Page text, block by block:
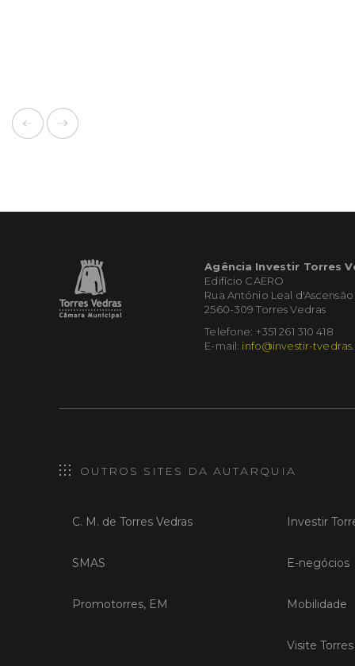
Agência Investir Torres
Edifício CAERO
Rua António Leal d'Ascensão
2560-309 Torres Vedras
Telefone: +351 261 310 418
E-mail: info@investir-
OUTROS SITES DA AUTARQUIA
C. M. de Torres Vedras
SMAS
Promotorres, EM
Investir
E-negócios
Mobilidade
Visite